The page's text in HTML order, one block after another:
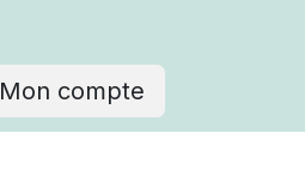
Mon compte